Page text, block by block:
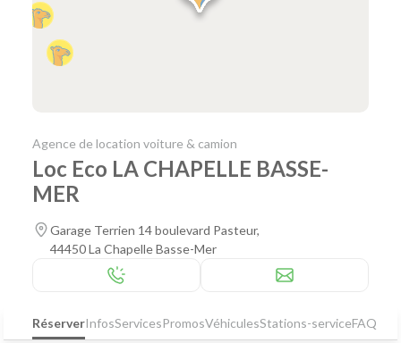
Agence de location voiture & camion
Loc Eco LA CHAPELLE BASSE-
MER
Garage Terrien 14 boulevard Pasteur,
44450 La Chapelle Basse-Mer
RéserverInfosServicesPromosVéhiculesStations-serviceFAQ